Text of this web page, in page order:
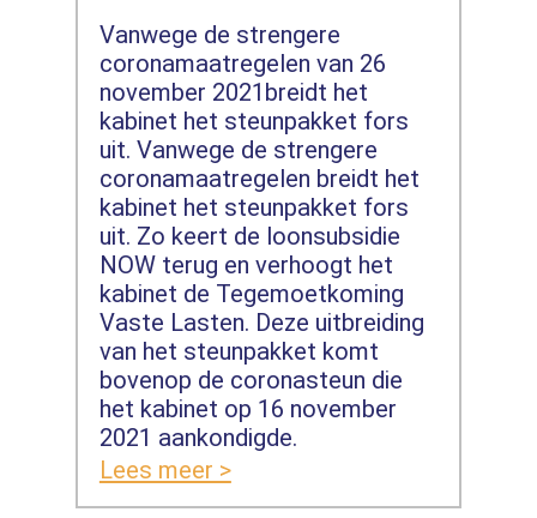
Vanwege de strengere
coronamaatregelen van 26
november 2021breidt het
kabinet het steunpakket fors
uit. Vanwege de strengere
coronamaatregelen breidt het
kabinet het steunpakket fors
uit. Zo keert de loonsubsidie
NOW terug en verhoogt het
kabinet de Tegemoetkoming
Vaste Lasten. Deze uitbreiding
van het steunpakket komt
bovenop de coronasteun die
het kabinet op 16 november
2021 aankondigde.
Lees meer >